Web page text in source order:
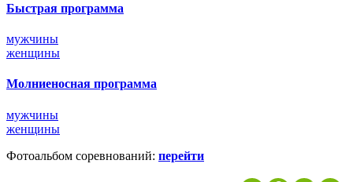
Быстрая программа
мужчины
женщины
Молниеносная программа
мужчины
женщины
Фотоальбом соревнований: перейти